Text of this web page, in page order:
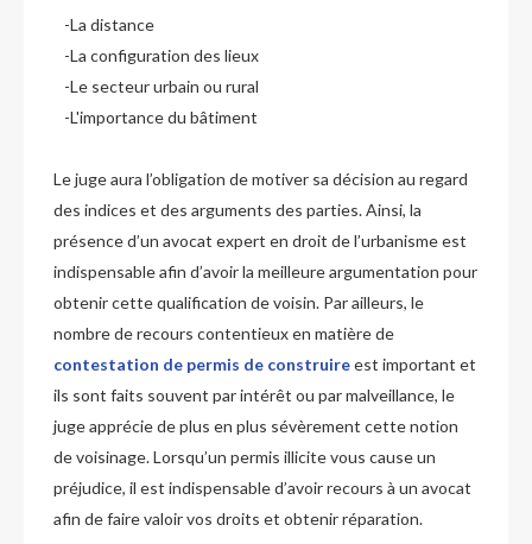
-La distance
-La configuration des lieux
-Le secteur urbain ou rural
-L'importance du bâtiment
Le juge aura l’obligation de motiver sa décision au regard
des indices et des arguments des parties. Ainsi, la
présence d’un avocat expert en droit de l’urbanisme est
indispensable afin d’avoir la meilleure argumentation pour
obtenir cette qualification de voisin. Par ailleurs, le
nombre de recours contentieux en matière de
contestation de permis de construireest important et
ils sont faits souvent par intérêt ou par malveillance, le
juge apprécie de plus en plus sévèrement cette notion
de voisinage. Lorsqu’un permis illicite vous cause un
préjudice, il est indispensable d’avoir recours à un avocat
afin de faire valoir vos droits et obtenir réparation.